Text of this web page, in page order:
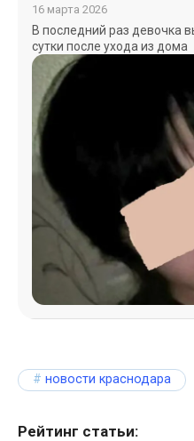
16 марта 2026
В последний раз девочка
сутки после ухода из дома
новости краснодара
Рейтинг статьи: